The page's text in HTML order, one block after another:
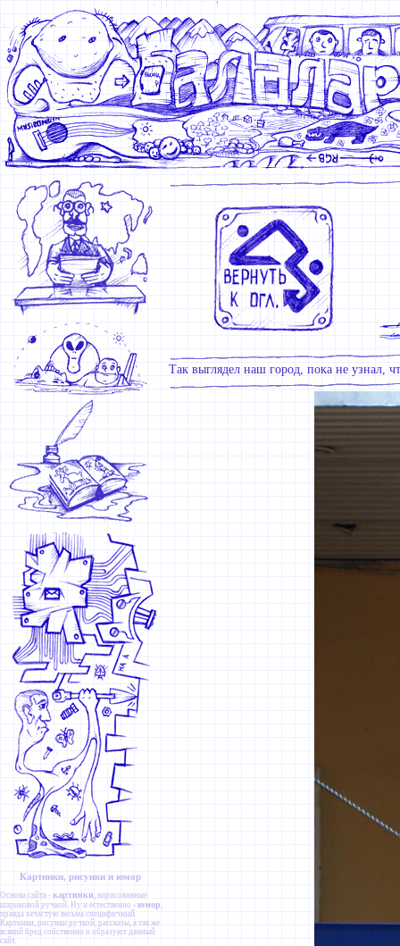
Картинки, рисунки и юмор
Основа сайта - картинки , нарисованные
шариковой ручкой. Ну и естественно - юмор ,
правда зачастую весьма специфичный.
Картинки, рисунки ручкой, рассказы, а так же
всякий бред собственно и образуют данный
сайт.
Так выглядел наш город, пока не узнал,